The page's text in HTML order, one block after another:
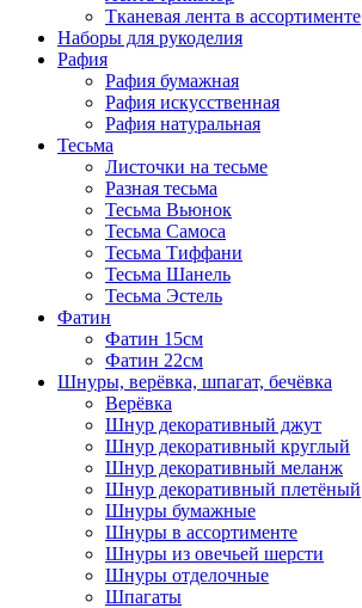
Тканевая лента в ассортименте
Наборы для рукоделия
Рафия
Рафия бумажная
Рафия искусственная
Рафия натуральная
Тесьма
Листочки на тесьме
Разная тесьма
Тесьма Вьюнок
Тесьма Самоса
Тесьма Тиффани
Тесьма Шанель
Тесьма Эстель
Фатин
Фатин 15см
Фатин 22см
Шнуры, верёвка, шпагат, бечёвка
Верёвка
Шнур декоративный джут
Шнур декоративный круглый
Шнур декоративный меланж
Шнур декоративный плетёный
Шнуры бумажные
Шнуры в ассортименте
Шнуры из овечьей шерсти
Шнуры отделочные
Шпагаты